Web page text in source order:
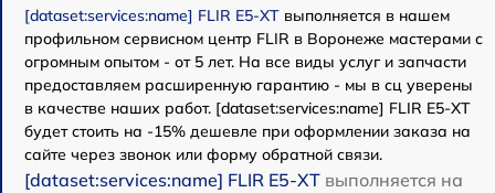
[dataset:services:name] FLIR E5-XT выполняется в нашем
профильном сервисном центр FLIR в Воронеже мастерами с
огромным опытом - от 5 лет. На все виды услуг и запчасти
предоставляем расширенную гарантию - мы в сц уверены
в качестве наших работ. [dataset:services:name] FLIR E5-XT
будет стоить на -15% дешевле при оформлении заказа на
сайте через звонок или форму обратной связи.
[dataset:services:name] FLIR E5-XT выполняется на